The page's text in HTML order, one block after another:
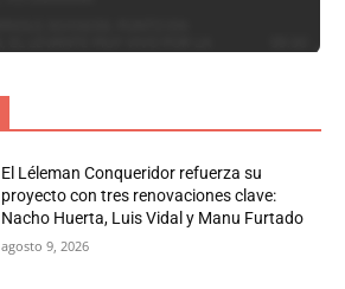
El Léleman Conqueridor refuerza su
proyecto con tres renovaciones clave:
Nacho Huerta, Luis Vidal y Manu Furtado
agosto 9, 2026